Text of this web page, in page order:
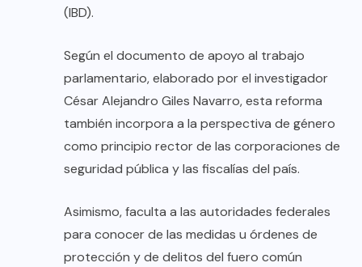
(IBD).
Según el documento de apoyo al trabajo
parlamentario, elaborado por el investigador
César Alejandro Giles Navarro, esta reforma
también incorpora a la perspectiva de género
como principio rector de las corporaciones de
seguridad pública y las fiscalías del país.
Asimismo, faculta a las autoridades federales
para conocer de las medidas u órdenes de
protección y de delitos del fuero común